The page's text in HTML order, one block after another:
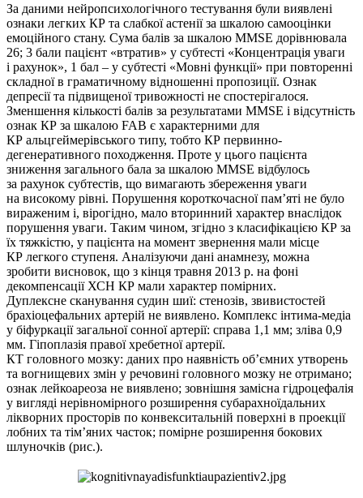
За даними нейропсихологічного тестування були виявлені
ознаки легких КР та слабкої астенії за шкалою самооцінки
емоційного стану. Сума балів за шкалою MMSE дорівнювала
26; 3 бали пацієнт «втратив» у субтесті «Концентрація уваги
і рахунок», 1 бал – у субтесті «Мовні функції» при повторенні
складної в граматичному відношенні пропозиції. Ознак
депресії та підвищеної тривожності не спостерігалося.
Зменшення кількості балів за результатами MMSE і відсутність
ознак КР за шкалою FAB є характерними для
КР альцгеймерівського типу, тобто КР первинно-
дегенеративного походження. Проте у цього пацієнта
зниження загального бала за шкалою MMSE відбулось
за рахунок субтестів, що вимагають збереження уваги
на високому рівні. Порушення короткочасної пам’яті не було
вираженим і, вірогідно, мало вторинний характер внаслідок
порушення уваги. Таким чином, згідно з класифікацією КР за
їх тяжкістю, у пацієнта на момент звернення мали місце
КР легкого ступеня. Аналізуючи дані анамнезу, можна
зробити висновок, що з кінця травня 2013 р. на фоні
декомпенсації ХСН КР мали характер помірних.
Дуплексне сканування судин шиї: стенозів, звивистостей
брахіоцефальних артерій не виявлено. Комплекс інтима-медіа
у біфуркації загальної сонної артерії: справа 1,1 мм; зліва 0,9
мм. Гіпоплазія правої хребетної артерії.
КТ головного мозку: даних про наявність об’ємних утворень
та вогнищевих змін у речовині головного мозку не отримано;
ознак лейкоареоза не виявлено; зовнішня замісна гідроцефалія
у вигляді нерівномірного розширення субарахноїдальних
лікворних просторів по конвекситальній поверхні в проекції
лобних та тім’яних часток; помірне розширення бокових
шлуночків (рис.).